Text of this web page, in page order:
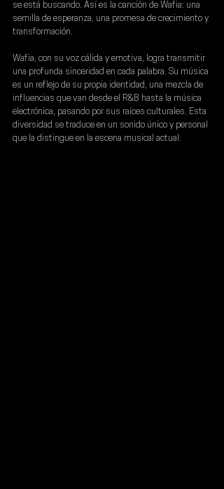
se está buscando. Así es la canción de Wafia: una
semilla de esperanza, una promesa de crecimiento y
transformación.
Wafia, con su voz cálida y emotiva, logra transmitir
una profunda sinceridad en cada palabra. Su música
es un reflejo de su propia identidad, una mezcla de
influencias que van desde el R&B hasta la música
electrónica, pasando por sus raíces culturales. Esta
diversidad se traduce en un sonido único y personal
que la distingue en la escena musical actual.